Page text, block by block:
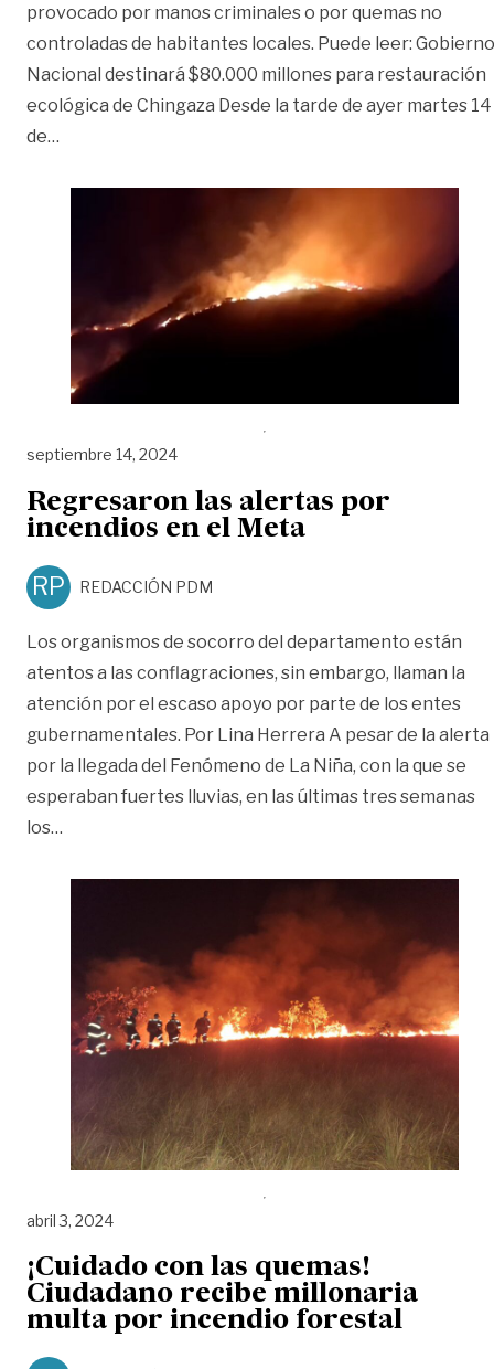
provocado por manos criminales o por quemas no
controladas de habitantes locales. Puede leer: Gobierno
Nacional destinará $80.000 millones para restauración
ecológica de Chingaza Desde la tarde de ayer martes 14
de…
septiembre 14, 2024
Regresaron las alertas por
incendios en el Meta
RP REDACCIÓN PDM
Los organismos de socorro del departamento están
atentos a las conflagraciones, sin embargo, llaman la
atención por el escaso apoyo por parte de los entes
gubernamentales. Por Lina Herrera A pesar de la alerta
por la llegada del Fenómeno de La Niña, con la que se
esperaban fuertes lluvias, en las últimas tres semanas
los…
abril 3, 2024
¡Cuidado con las quemas!
Ciudadano recibe millonaria
multa por incendio forestal